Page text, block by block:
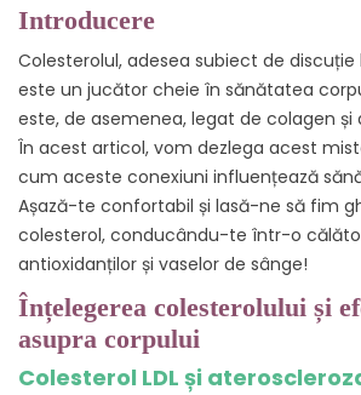
organism la gestionarea
11.11. 11. Care sunt sursele de
îmbunătățirea sănătății tunica
11.12. 12. Ce schimbări în stilul de
pozitiv atât nivelul de colagen, cât
colesterol?
11.13. 13. Cum afectează
colesterolul și sănătatea tunica
11.14. 14. Care sunt simptomele
intima?
11.15. 15. Ce măsuri preventive se
proteja tunica intima de deteriorare?
12. Surse
Introducere
Colesterolul, adesea subiect de
este un jucător cheie în sănătatea
este, de asemenea, legat de colagen
În acest articol, vom dezlega acest
cum aceste conexiuni influențează
Așază-te confortabil și lasă-ne să fim
colesterol, conducându-te într-o
antioxidanților și vaselor de sânge!
Înțelegerea colesterolului și
asupra corpului
Colesterol LDL și